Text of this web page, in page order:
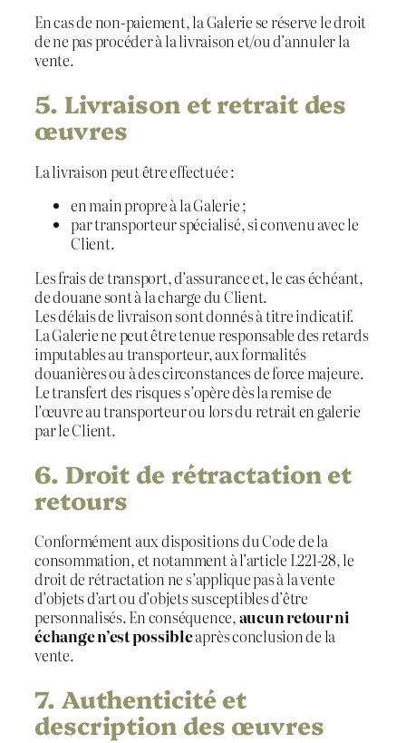
En cas de non-paiement, la Galerie se réserve le droit
de ne pas procéder à la livraison et/ou d’annuler la
vente.
5. Livraison et retrait des
œuvres
La livraison peut être effectuée :
en main propre à la Galerie ;
par transporteur spécialisé, si convenu avec le
Client.
Les frais de transport, d’assurance et, le cas échéant,
de douane sont à la charge du Client.
Les délais de livraison sont donnés à titre indicatif.
La Galerie ne peut être tenue responsable des retards
imputables au transporteur, aux formalités
douanières ou à des circonstances de force majeure.
Le transfert des risques s’opère dès la remise de
l’œuvre au transporteur ou lors du retrait en galerie
par le Client.
6. Droit de rétractation et
retours
Conformément aux dispositions du Code de la
consommation, et notamment à l’article L221-28, le
droit de rétractation ne s’applique pas à la vente
d’objets d’art ou d’objets susceptibles d’être
personnalisés. En conséquence,aucun retour ni
échange n’est possibleaprès conclusion de la
vente.
7. Authenticité et
description des œuvres